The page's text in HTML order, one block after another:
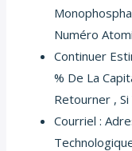
Numéro
Continuer
% De La
Retourner ,
Courriel :